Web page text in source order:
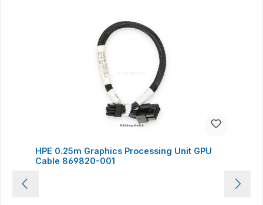
HPE 0.25m Graphics Processing Unit GPU
Cable 869820-001